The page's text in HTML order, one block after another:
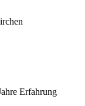
Erfahrung